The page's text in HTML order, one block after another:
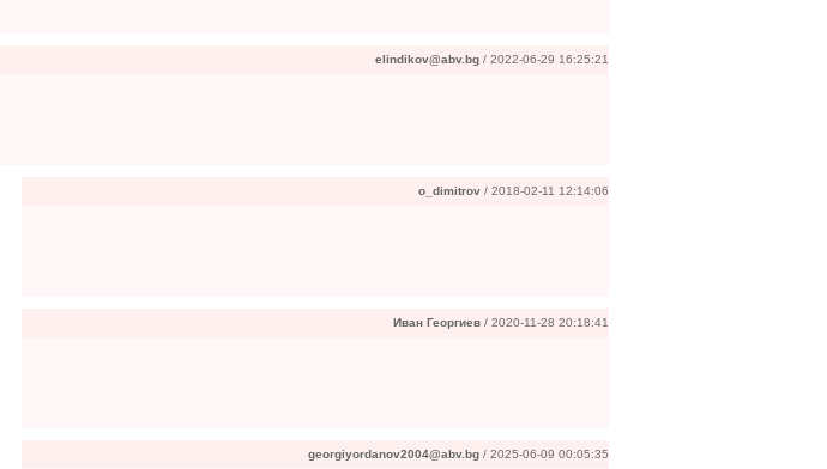
elindikov@abv.bg / 2022-06-29 16:25:21
o_dimitrov / 2018-02-11 12:14:06
Иван Георгиев / 2020-11-28 20:18:41
georgiyordanov2004@abv.bg / 2025-06-09 00:05:35